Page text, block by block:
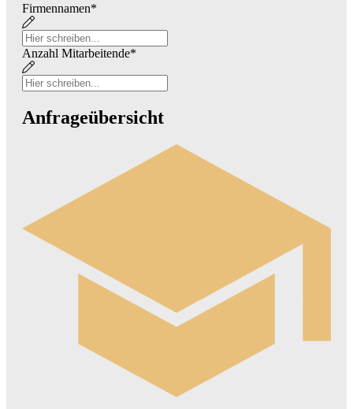
Firmennamen*
Anzahl Mitarbeitende*
Anfrageübersicht